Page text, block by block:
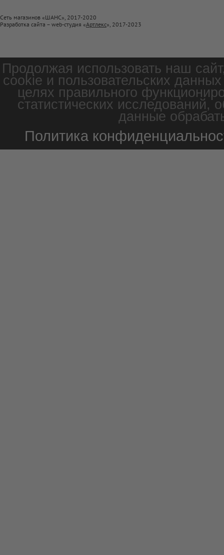
Сеть магазинов «ШАНС», 2017-2020
Разработка сайта – web-студия «Артлекс», 2017-2023
Продолжая использовать наш
cookie и пользовательских
целях правильного
статистических
данные
Политика